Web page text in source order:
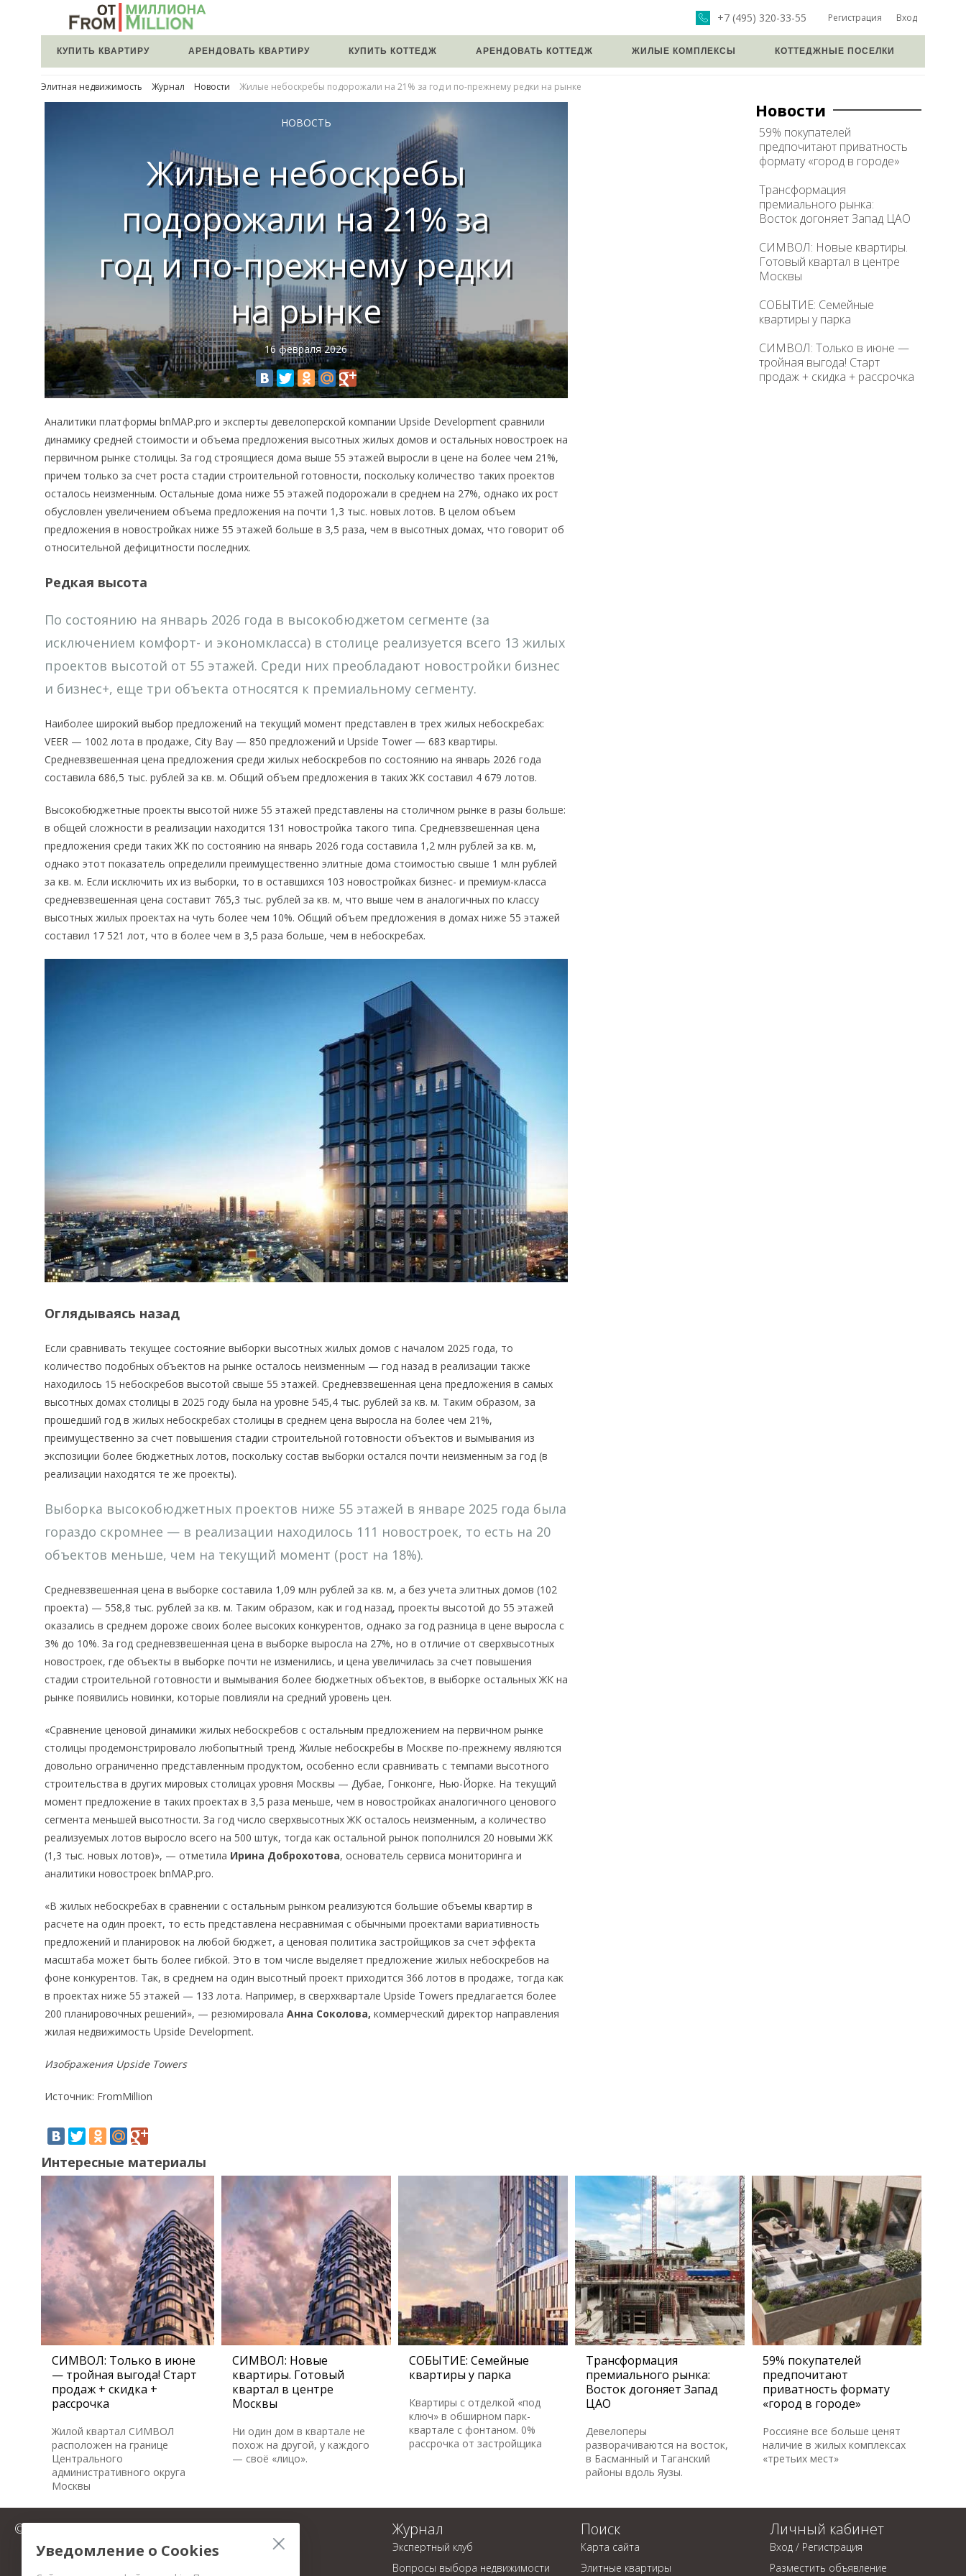
Регистрация Вход
+7 (495) 320-33-55
КУПИТЬ КВАРТИРУ АРЕНДОВАТЬ КВАРТИРУ КУПИТЬ КОТТЕДЖ АРЕНДОВАТЬ КОТТЕДЖ ЖИЛЫЕ КОМПЛЕКСЫ КОТТЕДЖНЫЕ ПОСЕЛКИ
Элитная недвижимость Журнал Новости Жилые небоскребы подорожали на 21% за год и по-прежнему редки на рынке
НОВОСТЬ
Жилые небоскребы
подорожали на 21% за
год и по-прежнему редки
на рынке
16 февраля 2026
Аналитики платформы bnMAP.pro и эксперты девелоперской компании Upside Development сравнили
динамику средней стоимости и объема предложения высотных жилых домов и остальных новостроек на
первичном рынке столицы. За год строящиеся дома выше 55 этажей выросли в цене на более чем 21%,
причем только за счет роста стадии строительной готовности, поскольку количество таких проектов
осталось неизменным. Остальные дома ниже 55 этажей подорожали в среднем на 27%, однако их рост
обусловлен увеличением объема предложения на почти 1,3 тыс. новых лотов. В целом объем
предложения в новостройках ниже 55 этажей больше в 3,5 раза, чем в высотных домах, что говорит об
относительной дефицитности последних.
Редкая высота
По состоянию на январь 2026 года в высокобюджетом сегменте (за
исключением комфорт- и экономкласса) в столице реализуется всего 13 жилых
проектов высотой от 55 этажей. Среди них преобладают новостройки бизнес
и бизнес+, еще три объекта относятся к премиальному сегменту.
Наиболее широкий выбор предложений на текущий момент представлен в трех жилых небоскребах:
VEER — 1002 лота в продаже, City Bay — 850 предложений и Upside Tower — 683 квартиры.
Средневзвешенная цена предложения среди жилых небоскребов по состоянию на январь 2026 года
составила 686,5 тыс. рублей за кв. м. Общий объем предложения в таких ЖК составил 4 679 лотов.
Высокобюджетные проекты высотой ниже 55 этажей представлены на столичном рынке в разы больше:
в общей сложности в реализации находится 131 новостройка такого типа. Средневзвешенная цена
предложения среди таких ЖК по состоянию на январь 2026 года составила 1,2 млн рублей за кв. м,
однако этот показатель определили преимущественно элитные дома стоимостью свыше 1 млн рублей
за кв. м. Если исключить их из выборки, то в оставшихся 103 новостройках бизнес- и премиум-класса
средневзвешенная цена составит 765,3 тыс. рублей за кв. м, что выше чем в аналогичных по классу
высотных жилых проектах на чуть более чем 10%. Общий объем предложения в домах ниже 55 этажей
составил 17 521 лот, что в более чем в 3,5 раза больше, чем в небоскребах.
Оглядываясь назад
Если сравнивать текущее состояние выборки высотных жилых домов с началом 2025 года, то
количество подобных объектов на рынке осталось неизменным — год назад в реализации также
находилось 15 небоскребов высотой свыше 55 этажей. Средневзвешенная цена предложения в самых
высотных домах столицы в 2025 году была на уровне 545,4 тыс. рублей за кв. м. Таким образом, за
прошедший год в жилых небоскребах столицы в среднем цена выросла на более чем 21%,
преимущественно за счет повышения стадии строительной готовности объектов и вымывания из
экспозиции более бюджетных лотов, поскольку состав выборки остался почти неизменным за год (в
реализации находятся те же проекты).
Выборка высокобюджетных проектов ниже 55 этажей в январе 2025 года была
гораздо скромнее — в реализации находилось 111 новостроек, то есть на 20
объектов меньше, чем на текущий момент (рост на 18%).
Средневзвешенная цена в выборке составила 1,09 млн рублей за кв. м, а без учета элитных домов (102
проекта) — 558,8 тыс. рублей за кв. м. Таким образом, как и год назад, проекты высотой до 55 этажей
оказались в среднем дороже своих более высоких конкурентов, однако за год разница в цене выросла с
3% до 10%. За год средневзвешенная цена в выборке выросла на 27%, но в отличие от сверхвысотных
новостроек, где объекты в выборке почти не изменились, и цена увеличилась за счет повышения
стадии строительной готовности и вымывания более бюджетных объектов, в выборке остальных ЖК на
рынке появились новинки, которые повлияли на средний уровень цен.
«Сравнение ценовой динамики жилых небоскребов с остальным предложением на первичном рынке
столицы продемонстрировало любопытный тренд. Жилые небоскребы в Москве по-прежнему являются
довольно ограниченно представленным продуктом, особенно если сравнивать с темпами высотного
строительства в других мировых столицах уровня Москвы — Дубае, Гонконге, Нью-Йорке. На текущий
момент предложение в таких проектах в 3,5 раза меньше, чем в новостройках аналогичного ценового
сегмента меньшей высотности. За год число сверхвысотных ЖК осталось неизменным, а количество
реализуемых лотов выросло всего на 500 штук, тогда как остальной рынок пополнился 20 новыми ЖК
(1,3 тыс. новых лотов)», — отметила Ирина Доброхотова, основатель сервиса мониторинга и
аналитики новостроек bnMAP.pro.
«В жилых небоскребах в сравнении с остальным рынком реализуются большие объемы квартир в
расчете на один проект, то есть представлена несравнимая с обычными проектами вариативность
предложений и планировок на любой бюджет, а ценовая политика застройщиков за счет эффекта
масштаба может быть более гибкой. Это в том числе выделяет предложение жилых небоскребов на
фоне конкурентов. Так, в среднем на один высотный проект приходится 366 лотов в продаже, тогда как
в проектах ниже 55 этажей — 133 лота. Например, в сверхквартале Upside Towers предлагается более
200 планировочных решений», — резюмировала Анна Соколова, коммерческий директор направления
жилая недвижимость Upside Development.
Изображения Upside Towers
Источник: FromMillion
Новости
59% покупателей
предпочитают приватность
формату «город в городе»
Трансформация
премиального рынка:
Восток догоняет Запад ЦАО
СИМВОЛ: Новые квартиры.
Готовый квартал в центре
Москвы
СОБЫТИЕ: Семейные
квартиры у парка
СИМВОЛ: Только в июне —
тройная выгода! Старт
продаж + скидка + рассрочка
Интересные материалы
СИМВОЛ: Только в июне
— тройная выгода! Старт
продаж + скидка +
рассрочка
Жилой квартал СИМВОЛ
расположен на границе
Центрального
административного округа
Москвы
СИМВОЛ: Новые
квартиры. Готовый
квартал в центре
Москвы
Ни один дом в квартале не
похож на другой, у каждого
— своё «лицо».
СОБЫТИЕ: Семейные
квартиры у парка
Квартиры с отделкой «под
ключ» в обширном парк-
квартале с фонтаном. 0%
рассрочка от застройщика
Трансформация
премиального рынка:
Восток догоняет Запад
ЦАО
Девелоперы
разворачиваются на восток,
в Басманный и Таганский
районы вдоль Яузы.
59% покупателей
предпочитают
приватность формату
«город в городе»
Россияне все больше ценят
наличие в жилых комплексах
«третьих мест»
Уведомление о Cookies
© 2025 FromMillion.ru Журнал
Экспертный клуб
Вопросы выбора недвижимости
Поиск
Карта сайта
Элитные квартиры
Личный кабинет
Вход / Регистрация
Разместить объявление